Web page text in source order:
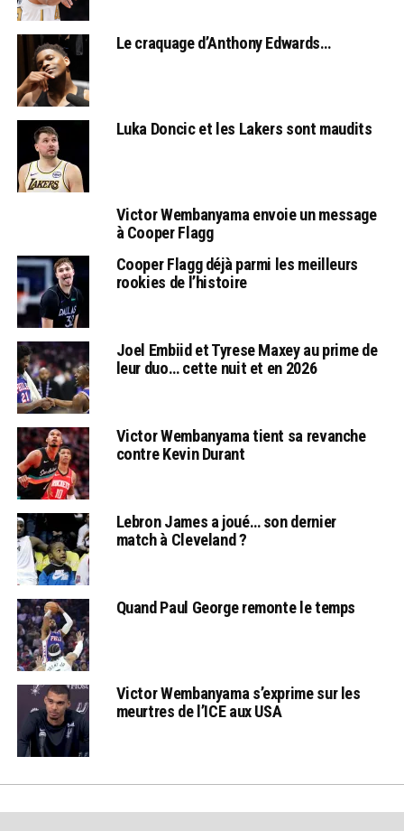
Le craquage d’Anthony Edwards…
Luka Doncic et les Lakers sont maudits
Victor Wembanyama envoie un message
à Cooper Flagg
Cooper Flagg déjà parmi les meilleurs
rookies de l’histoire
Joel Embiid et Tyrese Maxey au prime de
leur duo… cette nuit et en 2026
Victor Wembanyama tient sa revanche
contre Kevin Durant
Lebron James a joué… son dernier
match à Cleveland ?
Quand Paul George remonte le temps
Victor Wembanyama s’exprime sur les
meurtres de l’ICE aux USA